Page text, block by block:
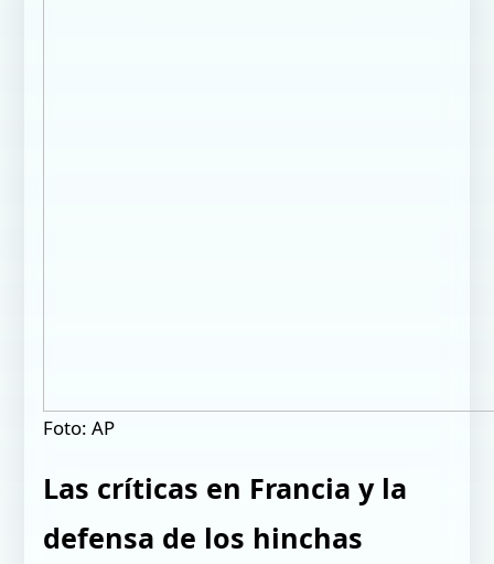
Foto: AP
Las críticas en Francia y la
defensa de los hinchas